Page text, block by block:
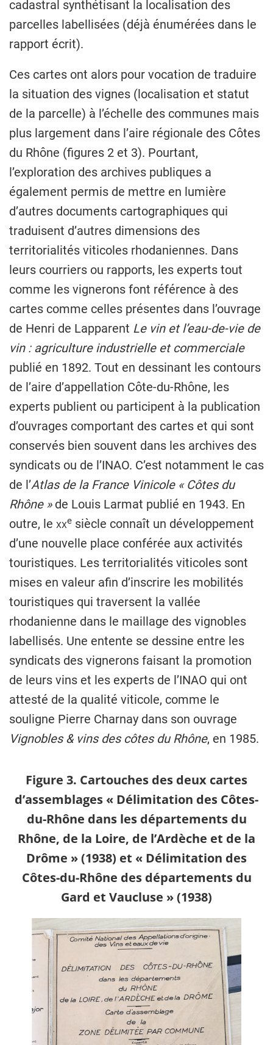
cadastral synthétisant la localisation des
parcelles labellisées (déjà énumérées dans le
rapport écrit).
Ces cartes ont alors pour vocation de traduire
la situation des vignes (localisation et statut
de la parcelle) à l’échelle des communes mais
plus largement dans l’aire régionale des Côtes
du Rhône (figures 2 et 3). Pourtant,
l’exploration des archives publiques a
également permis de mettre en lumière
d’autres documents cartographiques qui
traduisent d’autres dimensions des
territorialités viticoles rhodaniennes. Dans
leurs courriers ou rapports, les experts tout
comme les vignerons font référence à des
cartes comme celles présentes dans l’ouvrage
de Henri de Lapparent Le vin et l’eau-de-vie de
vin : agriculture industrielle et commerciale
publié en 1892. Tout en dessinant les contours
de l’aire d’appellation Côte-du-Rhône, les
experts publient ou participent à la publication
d’ouvrages comportant des cartes et qui sont
conservés bien souvent dans les archives des
syndicats ou de l’INAO. C’est notamment le cas
de l’Atlas de la France Vinicole « Côtes du
Rhône » de Louis Larmat publié en 1943. En
outre, le xxe siècle connaît un développement
d’une nouvelle place conférée aux activités
touristiques. Les territorialités viticoles sont
mises en valeur afin d’inscrire les mobilités
touristiques qui traversent la vallée
rhodanienne dans le maillage des vignobles
labellisés. Une entente se dessine entre les
syndicats des vignerons faisant la promotion
de leurs vins et les experts de l’INAO qui ont
attesté de la qualité viticole, comme le
souligne Pierre Charnay dans son ouvrage
Vignobles & vins des côtes du Rhône, en 1985.
Figure 3. Cartouches des deux cartes
d’assemblages « Délimitation des Côtes-
du-Rhône dans les départements du
Rhône, de la Loire, de l’Ardèche et de la
Drôme » (1938) et « Délimitation des
Côtes-du-Rhône des départements du
Gard et Vaucluse » (1938)